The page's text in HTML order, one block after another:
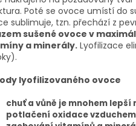
Poté se ovoce umístí do
sublimuje, tzn. přechází z
sušené ovoce v
a minerály. Lyofilizace
lyofilizovaného ovoce
chuť a vůně je mnohem
potlačení oxidace